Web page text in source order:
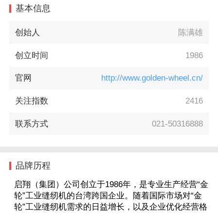
基本信息
创始人 陈满雄
创立时间 1986
官网 http://www.golden-wheel.cn/
关注指数 2416
联系方式 021-50316888
品牌历程
启翔（集团）公司创立于1986年，是专业生产经营“金
轮”工业缝纫机的台湾跨国企业。随着国际市场对“金
轮”工业缝纫机需求的日益增长，以及企业优化经营格